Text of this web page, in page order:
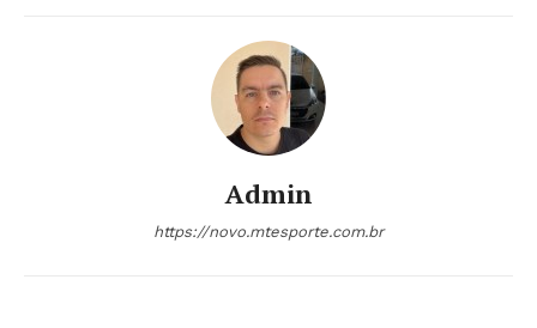
Admin
https://novo.mtesporte.com.br